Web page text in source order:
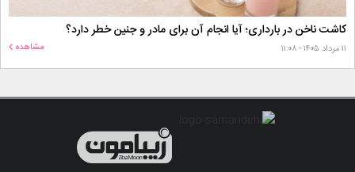
کاشت ناخن در بارداری؛ آیا انجام آن برای مادر و جنین خطر دارد؟
۱۱ مرداد ۱۴۰۵ - ۱۱:۰۸ مشاهده